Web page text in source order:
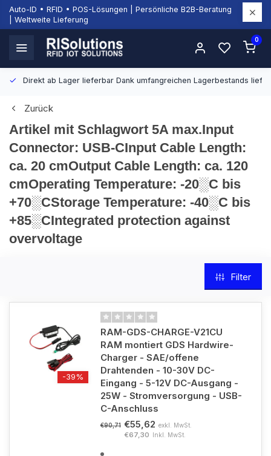
Auto-ID • RFID • POS-Lösungen | Persönliche B2B-Beratung
| Weltweite Lieferung
0
Direkt ab Lager lieferbar Dank umfangreichen Lagerbestands
Zurück
Artikel mit Schlagwort 5A max.Input
Connector: USB-CInput Cable Length:
ca. 20 cmOutput Cable Length: ca. 120
cmOperating Temperature: -20░C bis
+70░CStorage Temperature: -40░C bis
+85░CIntegrated protection against
overvoltage
Filter
-39%
RAM-GDS-CHARGE-V21CU
RAM montiert GDS Hardwire-
Charger - SAE/offene
Drahtenden - 10-30V DC-
Eingang - 5-12V DC-Ausgang -
25W - Stromversorgung - USB-
C-Anschluss
€90,71 €55,62 exkl. MwSt.
€67,30 Inkl. MwSt.